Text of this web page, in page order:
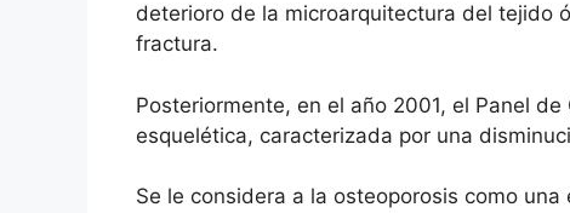
deterioro de la microarquitectura del tejido
fractura.
Posteriormente, en el año 2001, el Panel
esquelética, caracterizada por una
Se le considera a la osteoporosis como